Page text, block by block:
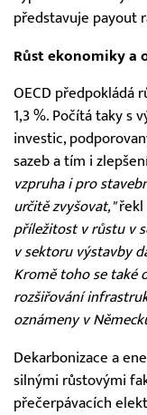
představuje payout
Růst ekonomiky a
OECD předpokládá
1,3 %. Počítá taky s
investic,
sazeb a tím i
vzpruha i pro
určitě zvyšovat,"řekl
příležitost v růstu v
v sektoru výstavby
Kromě toho se také
rozšiřování
oznámeny v
Dekarbonizace a
silnými růstovými
přečerpávacích